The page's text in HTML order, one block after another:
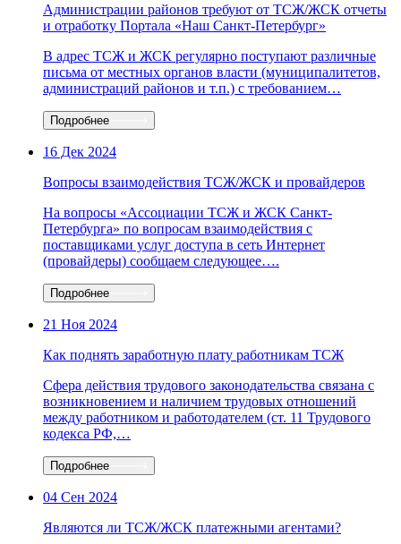
Администрации районов требуют от ТСЖ/ЖСК отчеты
и отработку Портала «Наш Санкт-Петербург»
В адрес ТСЖ и ЖСК регулярно поступают различные
письма от местных органов власти (муниципалитетов,
администраций районов и т.п.) с требованием…
Подробнее
16 Дек 2024
Вопросы взаимодействия ТСЖ/ЖСК и провайдеров
На вопросы «Ассоциации ТСЖ и ЖСК Санкт-
Петербурга» по вопросам взаимодействия с
поставщиками услуг доступа в сеть Интернет
(провайдеры) сообщаем следующее….
Подробнее
21 Ноя 2024
Как поднять заработную плату работникам ТСЖ
Сфера действия трудового законодательства связана с
возникновением и наличием трудовых отношений
между работником и работодателем (ст. 11 Трудового
кодекса РФ,…
Подробнее
04 Сен 2024
Являются ли ТСЖ/ЖСК платежными агентами?